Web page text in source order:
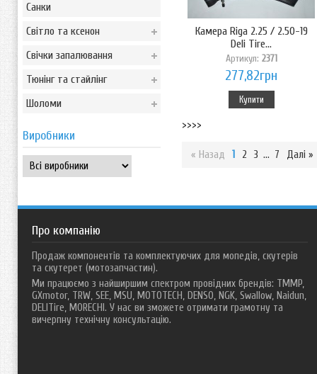
Санки
Світло та ксенон
Свічки запалювання
Тюнінг та стайлінг
Шоломи
Виробники
Камера Riga 2.25 / 2.50-19
Deli Tire...
Артикул: 2371
277,82грн
Купити
>>>>
« Назад 1 2 3 ... 7 Далі »
Про компанію
Продаж компонентів та комплектуючих для мопедів, скутерів
та скутерет (мотозапчастин).
Ми працюємо з найширшим спектром провідних брендів: TMMP,
GXmotor, TRW, SEE, MSU, MOTOTECH, DENSO, NGK, Swallow, Naidun,
DELITire, MORECHI. У нас ви зможете отримати грамотну та
вичерпну технічну консультацію.